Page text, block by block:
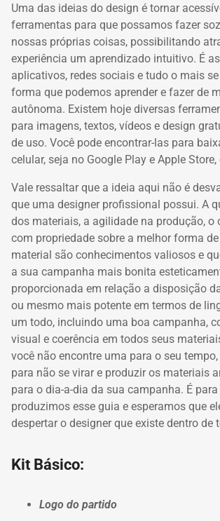
Uma das ideias do design é tornar
ferramentas para que possamos fazer
nossas próprias coisas, possibilitando
experiência um aprendizado intuitivo. É
aplicativos, redes sociais e tudo o mais
forma que podemos aprender e fazer de
autônoma. Existem hoje diversas
para imagens, textos, vídeos e design
de uso. Você pode encontrar-las para
celular, seja no Google Play e Apple
Vale ressaltar que a ideia aqui não é
que uma designer profissional possui. A
dos materiais, a agilidade na produção, o
com propriedade sobre a melhor forma
material são conhecimentos valiosos e
a sua campanha mais bonita
proporcionada em relação a disposição
ou mesmo mais potente em termos de
um todo, incluindo uma boa campanha,
visual e coerência em todos seus
você não encontre uma para o seu
para não se virar e produzir os materiais
para o dia-a-dia da sua campanha. É
produzimos esse guia e esperamos que
despertar o designer que existe dentro de
Kit Básico:
Logo do partido